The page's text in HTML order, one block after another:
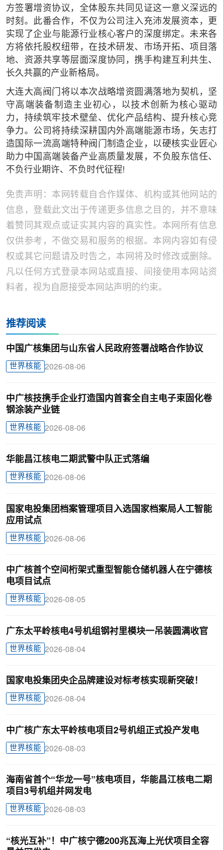
方签署增资协议，全体股东共同见证这一意义深远的
时刻。此番合作，不仅为公司注入充沛发展资本，更
实现了企业与能源行业核心客户的深度绑定。未来各
方将依托股权纽带，在技术研发、市场开拓、项目落
地、资源共享等层面深度协同，携手构建互利共生、
长久共赢的产业新格局。
大连大高阀门将以本次战略增资圆满落地为契机，坚
守高端装备制造主业初心，以技术创新为核心驱动
力，持续筑牢技术壁垒、优化产品结构、提升核心竞
争力。公司将持续深耕国内外高端能源市场，矢志打
造国际一流高端特种阀门制造企业，以硬核实业匠心
助力中国高端装备产业高质量发展，不负股东信任、
不负行业期许、不负时代征程!
免责声明：本网转载自合作媒体、机构或其他网站的
信息，登载此文出于传递更多信息之目的，并不意味
着赞同其观点或证实其内容的真实性。本网所有信息
仅供参考，不做交易和服务的根据。本网内容如有侵
权或其它问题请及时告之，本网将及时修改或删除。
凡以任何方式登录本网站或直接、间接使用本网站资
料者，视为自愿接受本网站声明的约束。
推荐阅读
中国广核集团与山东省人民政府签署战略合作协议
世界核能 2026-08-06
中广核技携手企业打造国内首套全自主电子束固化卷
钢涂装产业链
世界核能 2026-08-06
华能昌江核电二期武警中队正式落编
世界核能 2026-08-06
国家电投集团档案管理项目入选国家档案局人工智能
应用试点
世界核能 2026-08-06
中广核首个空间桁架式重型智能仓储机器人在宁德核
电项目试点
世界核能 2026-08-05
广东太平岭核电4号机组钢衬里模块一吊装圆满收官
世界核能 2026-08-04
国家电投集团央企品牌建设对标考核实现新突破！
世界核能 2026-08-04
中广核广东太平岭核电项目2号机组正式投产发电
世界核能 2026-08-03
海南省首个“华龙一号”核电项目，华能昌江核电二期
项目3号机组并网发电
世界核能 2026-08-03
“核光互补”！中广核宁德200兆瓦海上光伏项目全容